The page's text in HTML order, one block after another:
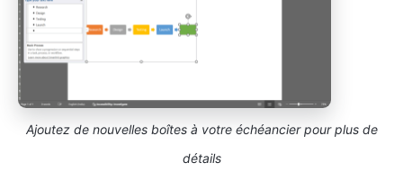
Ajoutez de nouvelles boîtes à votre échéancier pour plus de
détails